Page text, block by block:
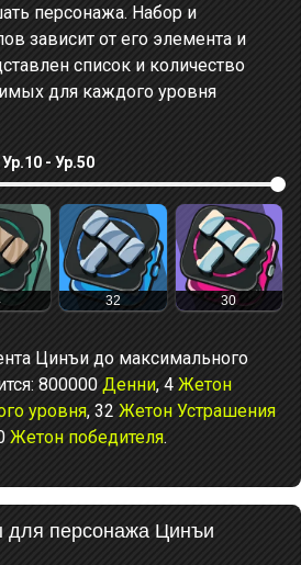
персонажа. Набор и
зависит от его элемента и
список и количество
для каждого уровня
Ур.10 - Ур.50
32 30
Цинъи до максимального
800000 Денни, 4 Жетон
уровня, 32 Жетон Устрашения
Жетон победителя.
для персонажа Цинъи